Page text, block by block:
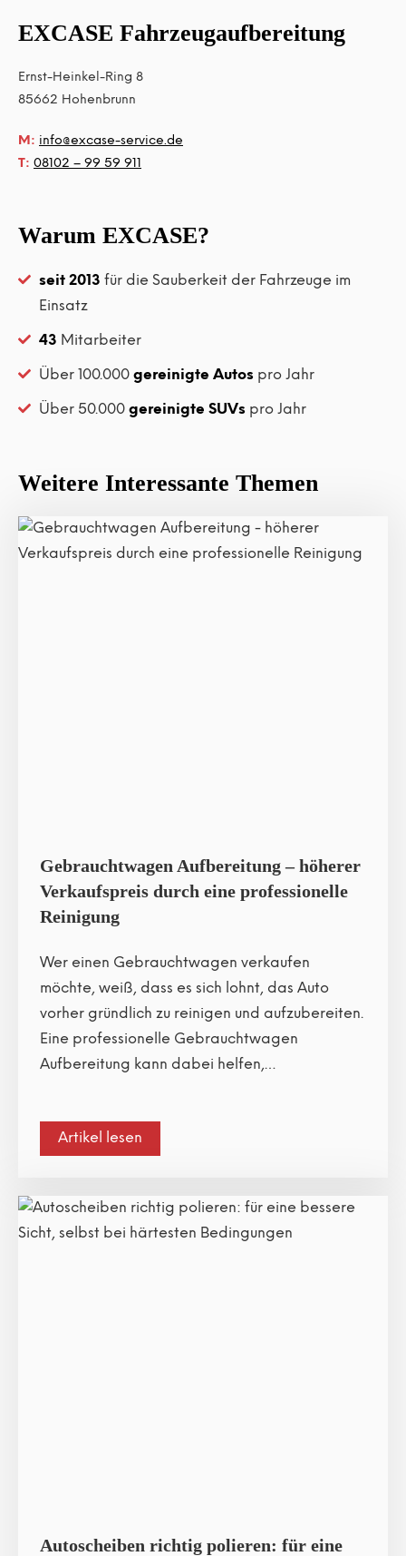
EXCASE Fahrzeugaufbereitung
Ernst-Heinkel-Ring 8
85662 Hohenbrunn
M: info@excase-service.de
T: 08102 – 99 59 911
Warum EXCASE?
seit 2013 für die Sauberkeit der Fahrzeuge im
Einsatz
43 Mitarbeiter
Über 100.000 gereinigte Autospro Jahr
Über 50.000 gereinigte SUVspro Jahr
Weitere Interessante Themen
Gebrauchtwagen Aufbereitung – höherer
Verkaufspreis durch eine professionelle
Reinigung
Wer einen Gebrauchtwagen verkaufen
möchte, weiß, dass es sich lohnt, das Auto
vorher gründlich zu reinigen und aufzubereiten.
Eine professionelle Gebrauchtwagen
Aufbereitung kann dabei helfen,…
Artikel lesen
Autoscheiben richtig polieren: für eine